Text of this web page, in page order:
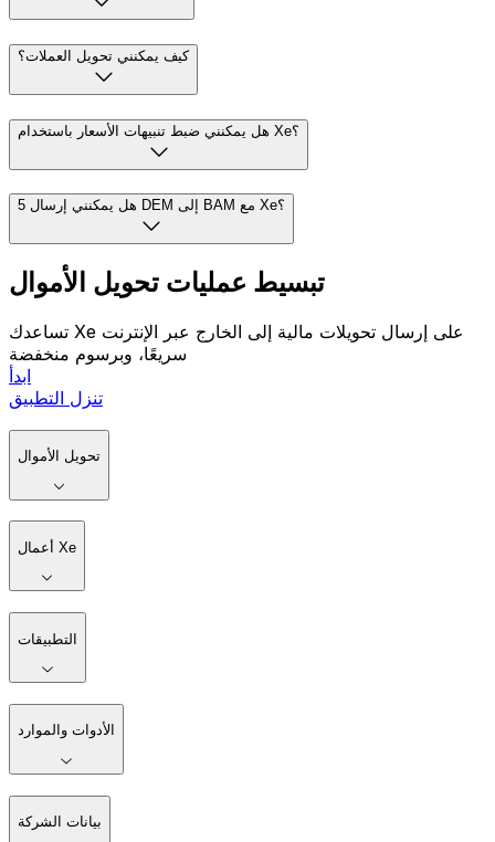
كيف يمكنني تحويل العملات؟
هل يمكنني ضبط تنبيهات الأسعار باستخدام Xe؟
هل يمكنني إرسال 5 DEM إلى BAM مع Xe؟
تبسيط عمليات تحويل الأموال
تساعدك Xe على إرسال تحويلات مالية إلى الخارج عبر الإنترنت
سريعًا، وبرسوم منخفضة
ابدأ
تنزل التطبيق
تحويل الأموال
أعمال Xe
التطبيقات
الأدوات والموارد
بيانات الشركة